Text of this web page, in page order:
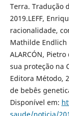
Terra. Tradução
2019.LEFF,
racionalidade,
Mathilde Endlich
ALARCÓN,
sua proteção na
Editora Método,
de bebês
Disponível em: